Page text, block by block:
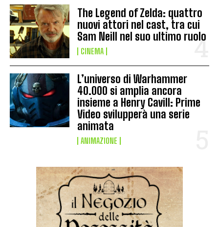
The Legend of Zelda: quattro
nuovi attori nel cast, tra cui
Sam Neill nel suo ultimo ruolo
CINEMA
L’universo di Warhammer
40.000 si amplia ancora
insieme a Henry Cavill: Prime
Video svilupperà una serie
animata
ANIMAZIONE